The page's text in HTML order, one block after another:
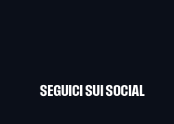
SEGUICI SUI SOCIAL